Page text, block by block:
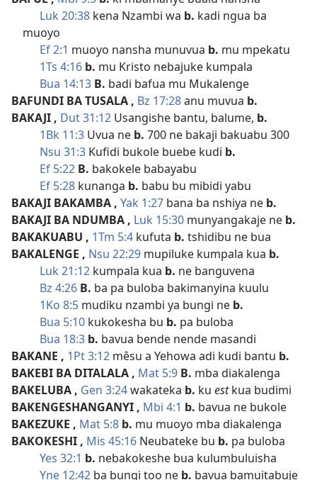
Luk 20:38 kena Nzambi wa b. kadi ngua ba
muoyo
Ef 2:1 muoyo nansha munuvua b. mu mpekatu
1Ts 4:16 b. mu Kristo nebajuke kumpala
Bua 14:13 B. badi bafua mu Mukalenge
BAFUNDI BA TUSALA , Bz 17:28anu muvua b.
BAKAJI , Dut 31:12 Usangishe bantu, balume, b.
1Bk 11:3 Uvua ne b. 700 ne bakaji bakuabu 300
Nsu 31:3 Kufidi bukole buebe kudi b.
Ef 5:22 B. bakokele babayabu
Ef 5:28 kunanga b. babu bu mibidi yabu
BAKAJI BAKAMBA , Yak 1:27 bana ba nshiya ne b.
BAKAJI BA NDUMBA , Luk 15:30 munyangakaje ne b.
BAKAKUABU , 1Tm 5:4 kufuta b. tshidibu ne bua
BAKALENGE , Nsu 22:29 mupiluke kumpala kua b.
Luk 21:12 kumpala kua b. ne banguvena
Bz 4:26 B. ba pa buloba bakimanyina kuulu
1Ko 8:5 mudiku nzambi ya bungi ne b.
Bua 5:10 kukokesha bu b. pa buloba
Bua 18:3 b. bavua bende nende masandi
BAKANE , 1Pt 3:12 mêsu a Yehowa adi kudi bantu b.
BAKEBI BA DITALALA , Mat 5:9 B. mba diakalenga
BAKELUBA , Gen 3:24wakateka b. ku estkua budimi
BAKENGESHANGANYI , Mbi 4:1 b. bavua ne bukole
BAKEZUKE , Mat 5:8 b. mu muoyo mba diakalenga
BAKOKESHI , Mis 45:16 Neubateke bu b. pa buloba
Yes 32:1 b. nebakokeshe bua kulumbuluisha
Yne 12:42 ba bungi too ne b. bavua bamuitabuje